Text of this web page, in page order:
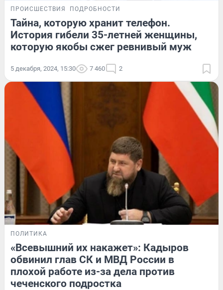
ПРОИСШЕСТВИЯ ПОДРОБНОСТИ
Тайна, которую хранит телефон.
История гибели 35-летней женщины,
которую якобы сжег ревнивый муж
5 декабря, 2024, 15:30 7 460 2
ПОЛИТИКА
«Всевышний их накажет»: Кадыров
обвинил глав СК и МВД России в
плохой работе из-за дела против
чеченского подростка